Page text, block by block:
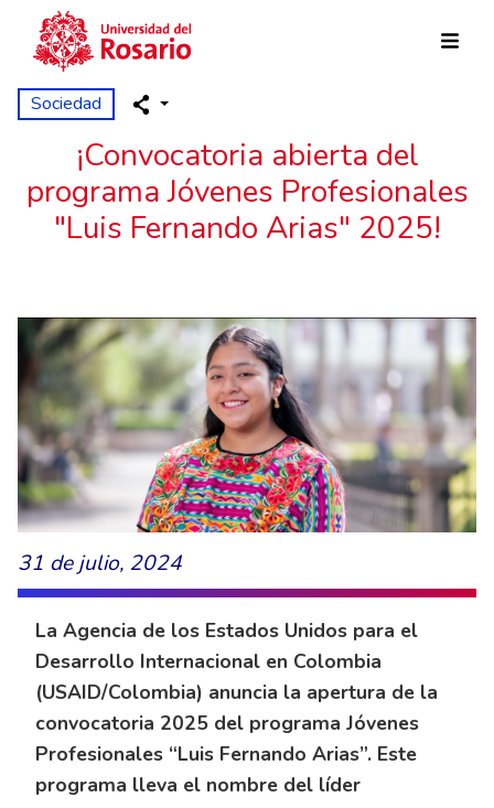
Pasar al contenido principal
Sociedad
¡Convocatoria abierta del
programa Jóvenes Profesionales
"Luis Fernando Arias" 2025!
31 de julio, 2024
La Agencia de los Estados Unidos para el
Desarrollo Internacional en Colombia
(USAID/Colombia) anuncia la apertura de la
convocatoria 2025 del programa Jóvenes
Profesionales “Luis Fernando Arias”. Este
programa lleva el nombre del líder